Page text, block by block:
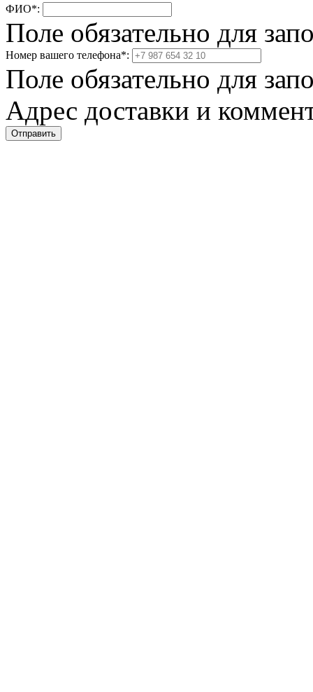
ФИО*:
Поле обязательно для
Номер вашего телефона*:
Поле обязательно для
Адрес доставки и